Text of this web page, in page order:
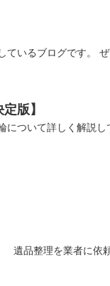
ているブログです。
版】
について詳しく解説
遺品整理を業者に依